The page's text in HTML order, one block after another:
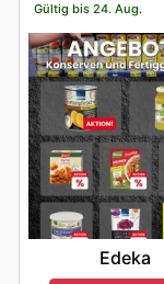
Gültig bis 24. Aug.
Edeka